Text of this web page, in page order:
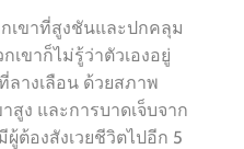
กเขาที่สูงชันและปกคลุม
ขาก็ไม่รู้ว่าตัวเองอยู่
างเลือน ด้วยสภาพ
สูง และการบาดเจ็บจาก
ต้องสังเวยชีวิตไปอีก 5